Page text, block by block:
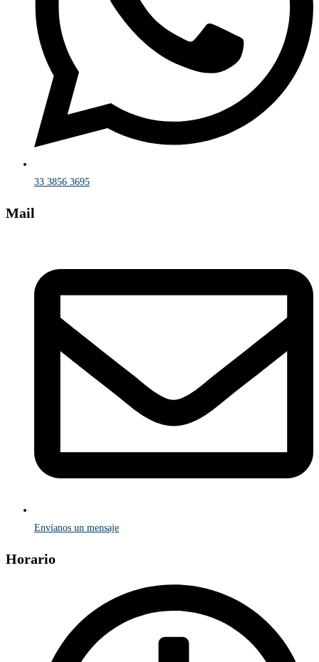
33 3856 3695
Mail
Envíanos un mensaje
Horario